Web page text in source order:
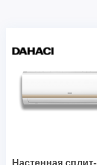
Настенная сплит-